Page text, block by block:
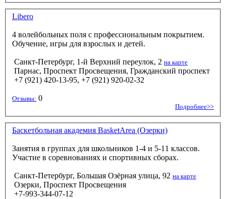
Libero
4 волейбольных поля с профессиональным покрытием.
Обучение, игры для взрослых и детей.
Санкт-Петербург, 1-й Верхний переулок, 2 на карте
Парнас, Проспект Просвещения, Гражданский проспект
+7 (921) 420-13-95, +7 (921) 920-02-32
Отзывы: 0
Подробнее>>
Баскетбольная академия BasketArea (Озерки)
Занятия в группах для школьников 1-4 и 5-11 классов.
Участие в соревнованиях и спортивных сборах.
Санкт-Петербург, Большая Озёрная улица, 92 на карте
Озерки, Проспект Просвещения
+7-993-344-07-12